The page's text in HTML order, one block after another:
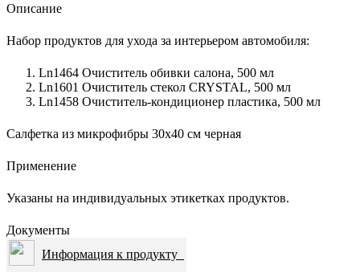
Описание
Набор продуктов для ухода за интерьером автомобиля:
Ln1464 Очиститель обивки салона, 500 мл
Ln1601 Очиститель стекол CRYSTAL, 500 мл
Ln1458 Очиститель-кондиционер пластика, 500 мл
Салфетка из микрофибры 30х40 см черная
Применение
Указаны на индивидуальных этикетках продуктов.
Документы
Информация к продукту